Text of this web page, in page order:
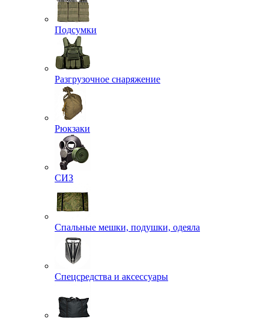
Подсумки
Разгрузочное снаряжение
Рюкзаки
СИЗ
Спальные мешки, подушки, одеяла
Спецсредства и аксессуары